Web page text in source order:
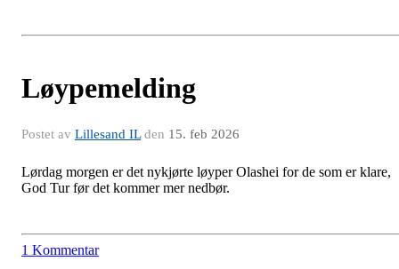
Løypemelding
Postet av Lillesand ILden 15. feb 2026
Lørdag morgen er det nykjørte løyper Olashei for de som er klare,
God Tur før det kommer mer nedbør.
1 Kommentar